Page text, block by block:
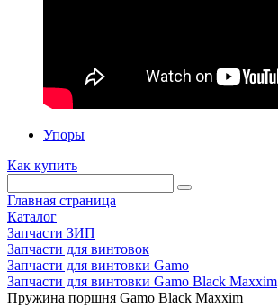
Упоры
Как купить
Главная страница
Каталог
Запчасти ЗИП
Запчасти для винтовок
Запчасти для винтовки Gamo
Запчасти для винтовки Gamo Black Maxxim
Пружина поршня Gamo Black Maxxim